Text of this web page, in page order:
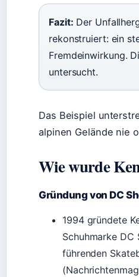
Fazit: Der
rekonstruiert: ein
Fremdeinwirkung.
untersucht.
Das Beispiel
alpinen Gelände nie
Wie wurde
Gründung von DC
1994 gründete
Schuhmarke DC
führenden